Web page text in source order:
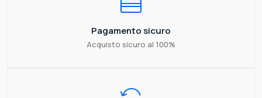
Pagamento sicuro
Acquisto sicuro al 100%